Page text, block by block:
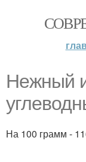
Нежный
На 100 грамм -